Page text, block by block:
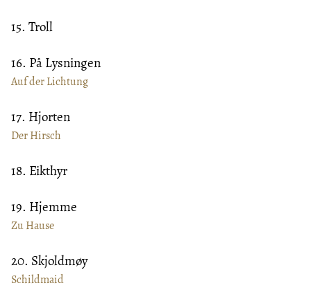
15. Troll
16. På Lysningen
Auf der Lichtung
17. Hjorten
Der Hirsch
18. Eikthyr
19. Hjemme
Zu Hause
20. Skjoldmøy
Schildmaid